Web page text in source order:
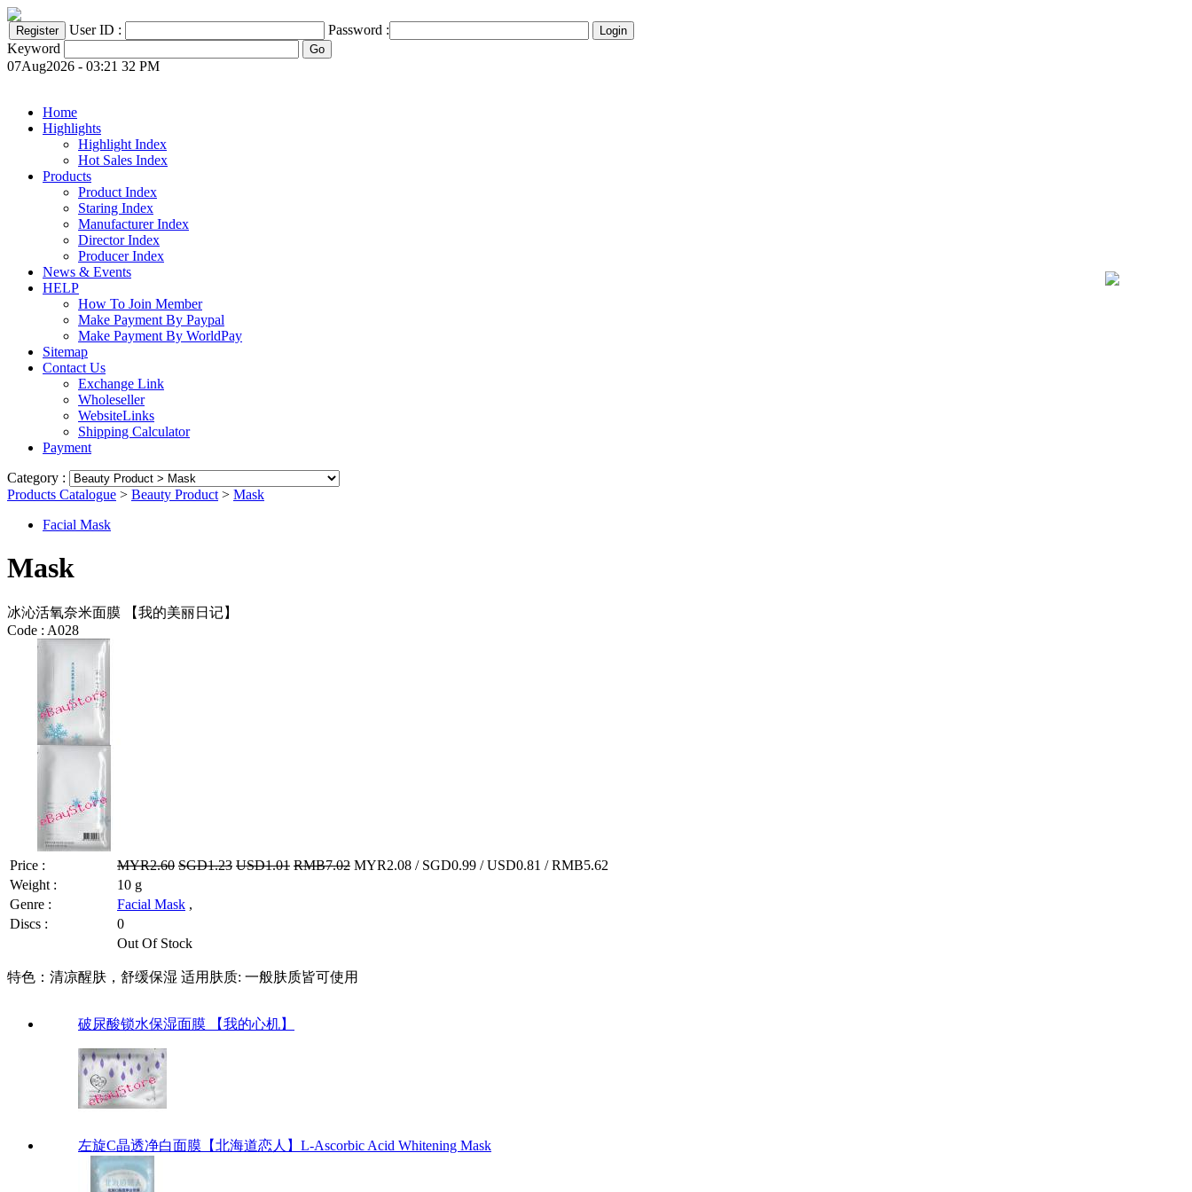
User ID :
Password :
Keyword
07Aug2026 - 03:21 32 PM
Home
Highlights
Highlight Index
Hot Sales Index
Products
Product Index
Staring Index
Manufacturer Index
Director Index
Producer Index
News & Events
HELP
How To Join Member
Make Payment By Paypal
Make Payment By WorldPay
Sitemap
Contact Us
Exchange Link
Wholeseller
WebsiteLinks
Shipping Calculator
Payment
Category :
Products Catalogue > Beauty Product > Mask
Facial Mask
Mask
冰沁活氧奈米面膜 【我的美丽日记】
Code : A028
Price : MYR2.60 SGD1.23 USD1.01 RMB7.02 MYR2.08 / SGD0.99 / USD0.81 / RMB5.62
Weight :
10 g
Genre :
Facial Mask ,
Discs :
0
Out Of Stock
特色：清凉醒肤，舒缓保湿 适用肤质: 一般肤质皆可使用
破尿酸锁水保湿面膜 【我的心机】
左旋C晶透净白面膜【北海道恋人】L-Ascorbic Acid Whitening Mask